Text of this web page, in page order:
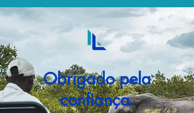
Obrigado pela
confiança.